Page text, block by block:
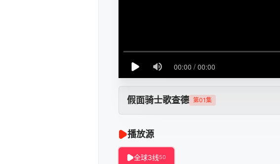
假面骑士歌查德 第01集
播放源
全球3线50